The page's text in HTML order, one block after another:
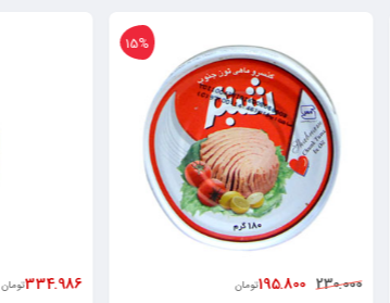
15%
230.000
195.800تومان 334.986تومان